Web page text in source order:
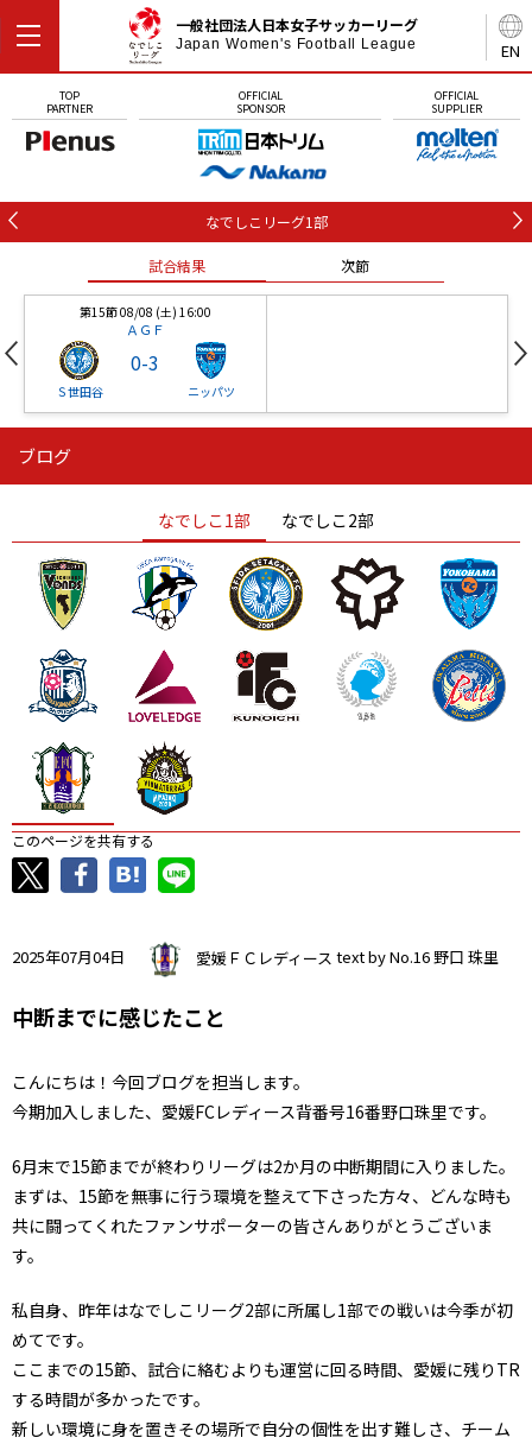
EN
一般社団法人日本女子サッカーリーグ
Japan Women's Football League
TOP
PARTNER
OFFICIAL
SPONSOR
OFFICIAL
SUPPLIER
なでしこリーグ1部
試合結果 次節
第15節 08/08 (土) 16:00
ＡＧＦ
Ｓ世田谷
0-3
ニッパツ
ニッパツ
ニッパツ 名古屋
石人の星
静岡 愛媛Ｌ
ブログ
なでしこ1部 なでしこ2部
このページを共有する
2025年07月04日 愛媛ＦＣレディース text by No.16 野口 珠里
中断までに感じたこと
こんにちは！今回ブログを担当します。
今期加入しました、愛媛FCレディース背番号16番野口珠里です。
6月末で15節までが終わりリーグは2か月の中断期間に入りました。
まずは、15節を無事に行う環境を整えて下さった方々、どんな時も
共に闘ってくれたファンサポーターの皆さんありがとうございま
す。
私自身、昨年はなでしこリーグ2部に所属し1部での戦いは今季が初
めてです。
ここまでの15節、試合に絡むよりも運営に回る時間、愛媛に残りTR
する時間が多かったです。
新しい環境に身を置きその場所で自分の個性を出す難しさ、チーム